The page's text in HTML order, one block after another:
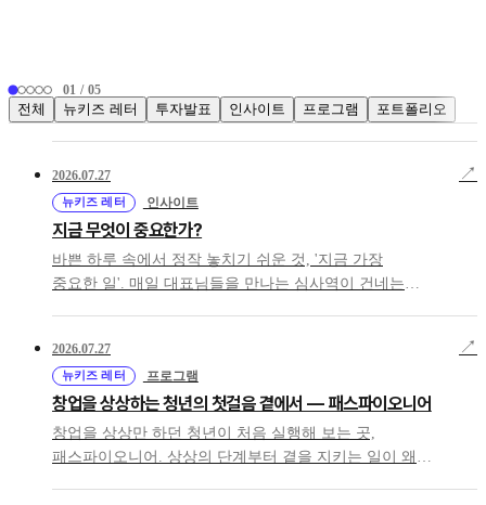
01 / 05
전체 뉴키즈 레터 투자발표 인사이트 프로그램 포트폴리오
2026.07.27
뉴키즈 레터 인사이트
지금 무엇이 중요한가?
바쁜 하루 속에서 정작 놓치기 쉬운 것, '지금 가장
중요한 일'. 매일 대표님들을 만나는 심사역이 건네는
↗
2026.07.27
뉴키즈 레터 프로그램
창업을 상상하는 청년의 첫걸음 곁에서 — 패스파이오니어
창업을 상상만 하던 청년이 처음 실행해 보는 곳,
패스파이오니어. 상상의 단계부터 곁을 지키는 일이 왜
↗